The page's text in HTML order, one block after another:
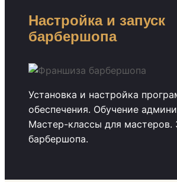
Настройка и запуск
барбершопа
Установка и настройка
обеспечения. Обучение
Мастер-классы для мастеров.
барбершопа.